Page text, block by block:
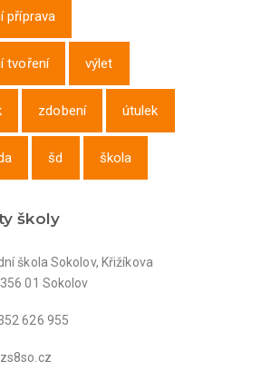
příprava
tvoření výlet
zdobení útulek
šd škola
školy
škola Sokolov, Křižíkova
01 Sokolov
626 955